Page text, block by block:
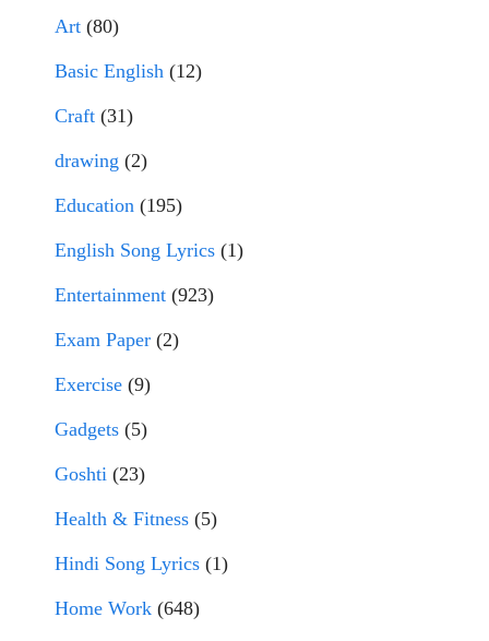
Art (80)
Basic English (12)
Craft (31)
drawing (2)
Education (195)
English Song Lyrics (1)
Entertainment (923)
Exam Paper (2)
Exercise (9)
Gadgets (5)
Goshti (23)
Health & Fitness (5)
Hindi Song Lyrics (1)
Home Work (648)